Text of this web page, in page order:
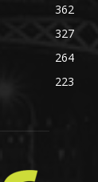
362
327
264
223